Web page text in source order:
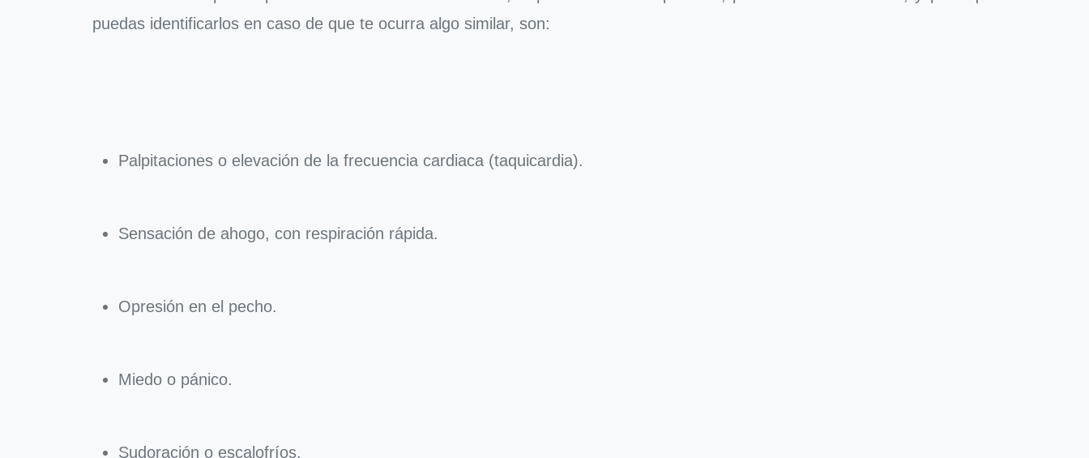
puedas identificarlos en caso de que te ocurra algo similar, son:
Palpitaciones o elevación de la frecuencia cardiaca (taquicardia).
Sensación de ahogo, con respiración rápida.
Opresión en el pecho.
Miedo o pánico.
Sudoración o escalofríos.